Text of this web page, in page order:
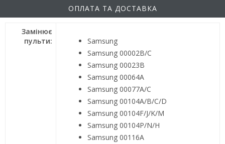
ОПЛАТА ТА ДОСТАВКА
Замінює
пульти:
Samsung
Samsung 00002B/C
Samsung 00023B
Samsung 00064A
Samsung 00077A/C
Samsung 00104A/B/C/D
Samsung 00104F/J/K/M
Samsung 00104P/N/H
Samsung 00116A